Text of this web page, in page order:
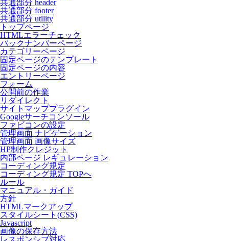
共通部分 header
共通部分 footer
共通部分 utility
トップページ
HTMLエラーチェック
バックナンバーページ
カテゴリーページ
固定ページのテンプレート
固定ページの内容
エントリーページ
フォーム
公開前の作業
リダイレクト
サイトマッププラグイン
Googleサーチコンソール
ファビコンの設定
管理画面 ナビゲーション
管理画面 画像サイズ
HP制作クレジット
内部ページ レギュレーション
コーディング規定
コーディング規定 TOPへ
ルール
マニュアル・ガイド
方針
HTMLマークアップ
スタイルシート(CSS)
Javascript
画像の保存方法